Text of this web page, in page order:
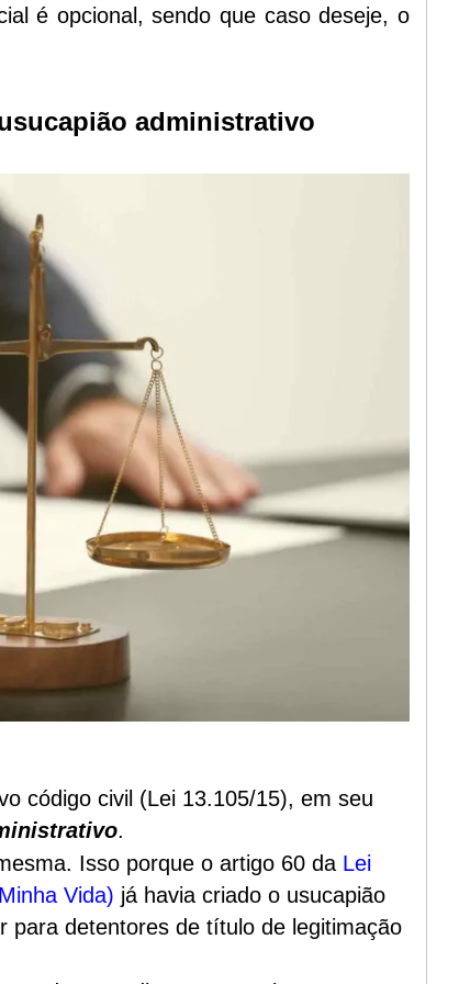
é opcional, sendo que caso deseje, o
administrativo
código civil (Lei 13.105/15), em seu
.
Isso porque o artigo 60 da Lei
Vida) já havia criado o usucapião
para detentores de título de legitimação